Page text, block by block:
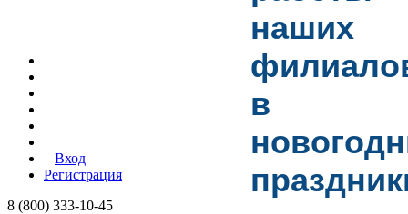
Вход
Регистрация
8 (800) 333-10-45
наших
в